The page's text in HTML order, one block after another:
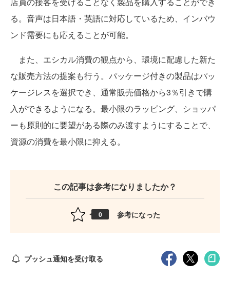
る。音声は日本語・英語に対応しているため、インバウ
ンド需要にも応えることが可能。
また、エシカル消費の観点から、環境に配慮した新た
な販売方法の提案も行う。パッケージ付きの製品はパッ
ケージレスを選択でき、通常販売価格から3％引きで購
入ができるようになる。最小限のラッピング、ショッパ
ーも原則的に要望がある際のみ渡すようにすることで、
資源の消費を最小限に抑える。
この記事は参考になりましたか？
0 参考になった
プッシュ通知を受け取る